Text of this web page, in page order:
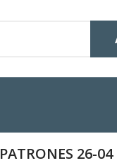
PATRONES 26-04